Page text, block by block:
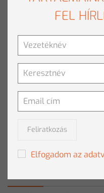
SAJTÓ CSOMAG
Töltse le a Clementine
ROBUSZTUS
MODELLEKRE
FEL
Feliratkozás
Elfogadom az